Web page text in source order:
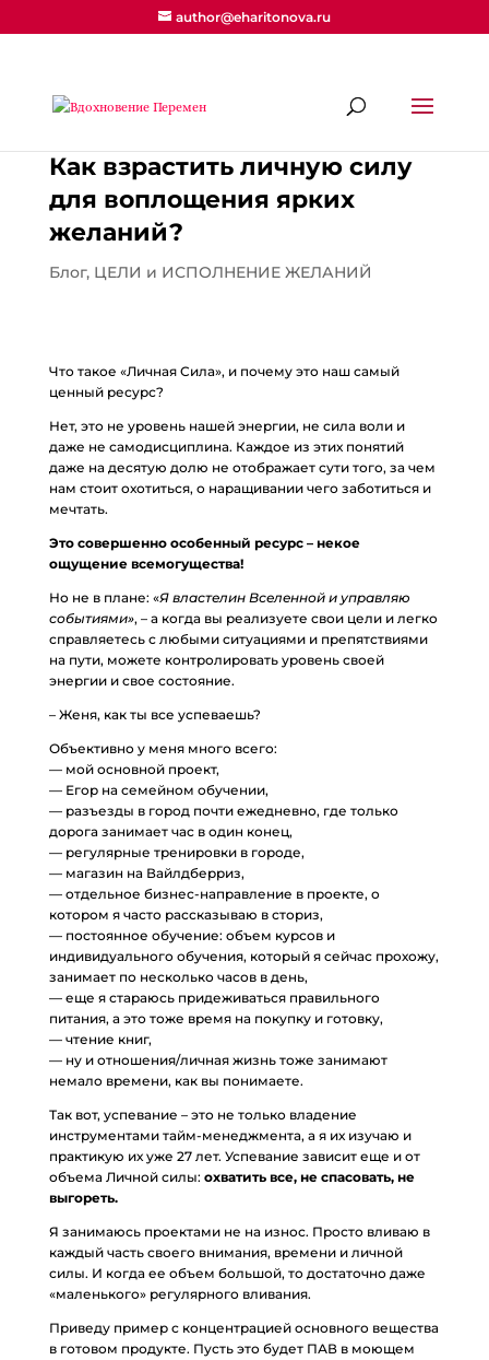
author@eharitonova.ru
Как взрастить личную силу
для воплощения ярких
желаний?
Блог, ЦЕЛИ и ИСПОЛНЕНИЕ ЖЕЛАНИЙ
Что такое «Личная Сила», и почему это наш самый
ценный ресурс?
Нет, это не уровень нашей энергии, не сила воли и
даже не самодисциплина. Каждое из этих понятий
даже на десятую долю не отображает сути того, за чем
нам стоит охотиться, о наращивании чего заботиться и
мечтать.
Это совершенно особенный ресурс – некое
ощущение всемогущества!
Но не в плане: «Я властелин Вселенной и управляю
событиями», – а когда вы реализуете свои цели и легко
справляетесь с любыми ситуациями и препятствиями
на пути, можете контролировать уровень своей
энергии и свое состояние.
– Женя, как ты все успеваешь?
Объективно у меня много всего:
— мой основной проект,
— Егор на семейном обучении,
— разъезды в город почти ежедневно, где только
дорога занимает час в один конец,
— регулярные тренировки в городе,
— магазин на Вайлдберриз,
— отдельное бизнес-направление в проекте, о
котором я часто рассказываю в сториз,
— постоянное обучение: объем курсов и
индивидуального обучения, который я сейчас прохожу,
занимает по несколько часов в день,
— еще я стараюсь придеживаться правильного
питания, а это тоже время на покупку и готовку,
— чтение книг,
— ну и отношения/личная жизнь тоже занимают
немало времени, как вы понимаете.
Так вот, успевание – это не только владение
инструментами тайм-менеджмента, а я их изучаю и
практикую их уже 27 лет. Успевание зависит еще и от
объема Личной силы: охватить все, не спасовать, не
выгореть.
Я занимаюсь проектами не на износ. Просто вливаю в
каждый часть своего внимания, времени и личной
силы. И когда ее объем большой, то достаточно даже
«маленького» регулярного вливания.
Приведу пример с концентрацией основного вещества
в готовом продукте. Пусть это будет ПАВ в моющем